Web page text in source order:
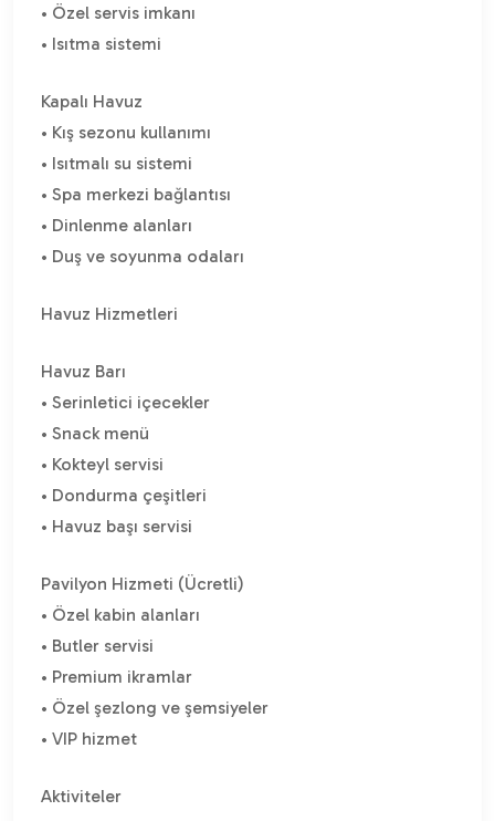
• Özel servis imkanı
• Isıtma sistemi
Kapalı Havuz
• Kış sezonu kullanımı
• Isıtmalı su sistemi
• Spa merkezi bağlantısı
• Dinlenme alanları
• Duş ve soyunma odaları
Havuz Hizmetleri
Havuz Barı
• Serinletici içecekler
• Snack menü
• Kokteyl servisi
• Dondurma çeşitleri
• Havuz başı servisi
Pavilyon Hizmeti (Ücretli)
• Özel kabin alanları
• Butler servisi
• Premium ikramlar
• Özel şezlong ve şemsiyeler
• VIP hizmet
Aktiviteler